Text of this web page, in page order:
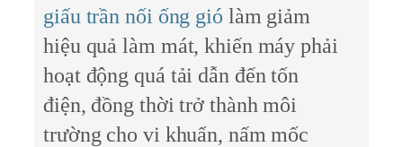
giấu trần nối ống gió làm giảm
hiệu quả làm mát, khiến máy phải
hoạt động quá tải dẫn đến tốn
điện, đồng thời trở thành môi
trường cho vi khuẩn, nấm mốc